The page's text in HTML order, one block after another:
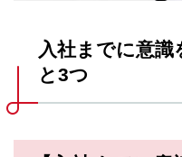
入社までに意
と3つ